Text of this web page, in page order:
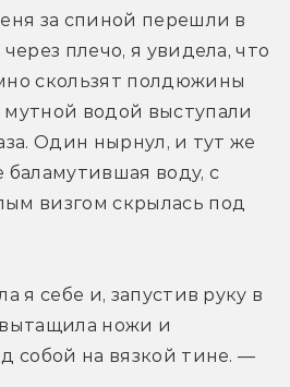
за спиной перешли в
плечо, я увидела, что
скользят полдюжины
водой выступали
Один нырнул, и тут же
воду, с
визгом скрылась под
я себе и, запустив руку в
ножи и
собой на вязкой тине. —